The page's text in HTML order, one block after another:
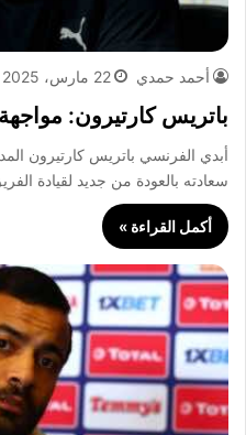
أحمد حمدي 22 مارس، 2025
باتريس كارتيرون:
أبدي الفرنسي باتريس كارتيرون
سعادته بالعودة من جديد لقيادة
أكمل القراءة »